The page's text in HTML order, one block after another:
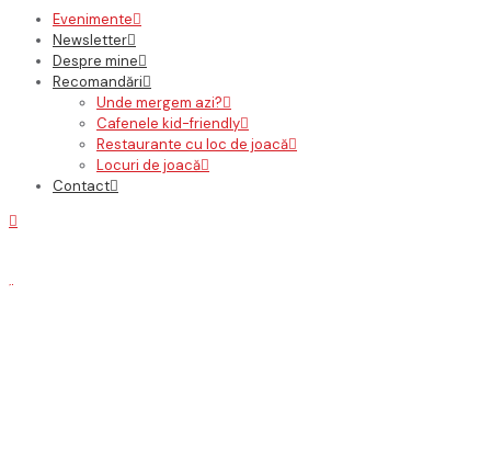
Evenimente
Newsletter
Despre mine
Recomandări
Unde mergem azi?
Cafenele kid-friendly
Restaurante cu loc de joacă
Locuri de joacă
Contact